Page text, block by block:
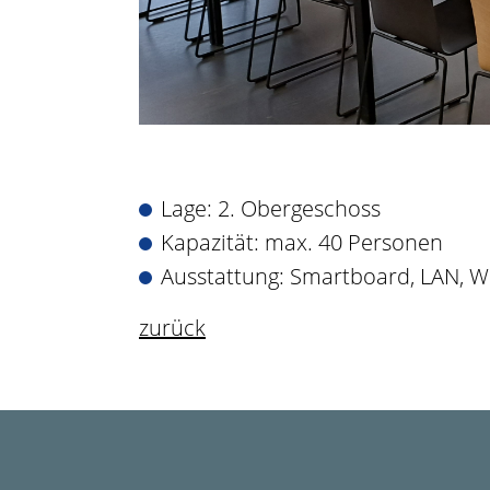
Lage: 2. Obergeschoss
Kapazität: max. 40 Personen
Ausstattung: Smartboard, LAN,
zurück